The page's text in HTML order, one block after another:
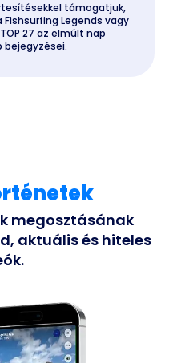
támogatjuk,
Legends vagy
27 az elmúlt nap
bejegyzései.
megosztásának
aktuális és hiteles